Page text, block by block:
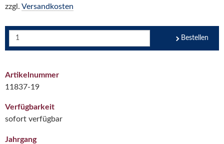
zzgl. Versandkosten
Bestellen
Artikelnummer
11837-19
Verfügbarkeit
sofort verfügbar
Jahrgang